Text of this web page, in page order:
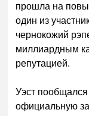
прошла на
один из
чернокожий
миллиардным
репутацией.
Уэст
официальную